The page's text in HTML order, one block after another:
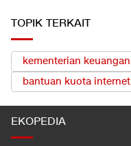
TOPIK TERKAIT
kementerian keuangan
bantuan kuota internet
EKOPEDIA